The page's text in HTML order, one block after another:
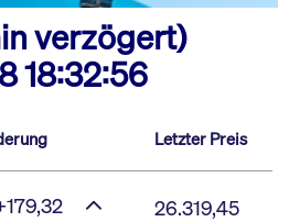
verzögert)
18:32:56
Letzter Preis
26.319,45